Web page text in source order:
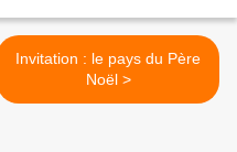
Invitation : le pays du Père
Noël >